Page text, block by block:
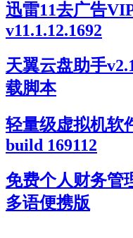
迅雷11去广告
v11.1.12.1692
天翼云盘助手
载脚本
轻量级虚拟机软
build 169112
免费个人财务管
多语便携版